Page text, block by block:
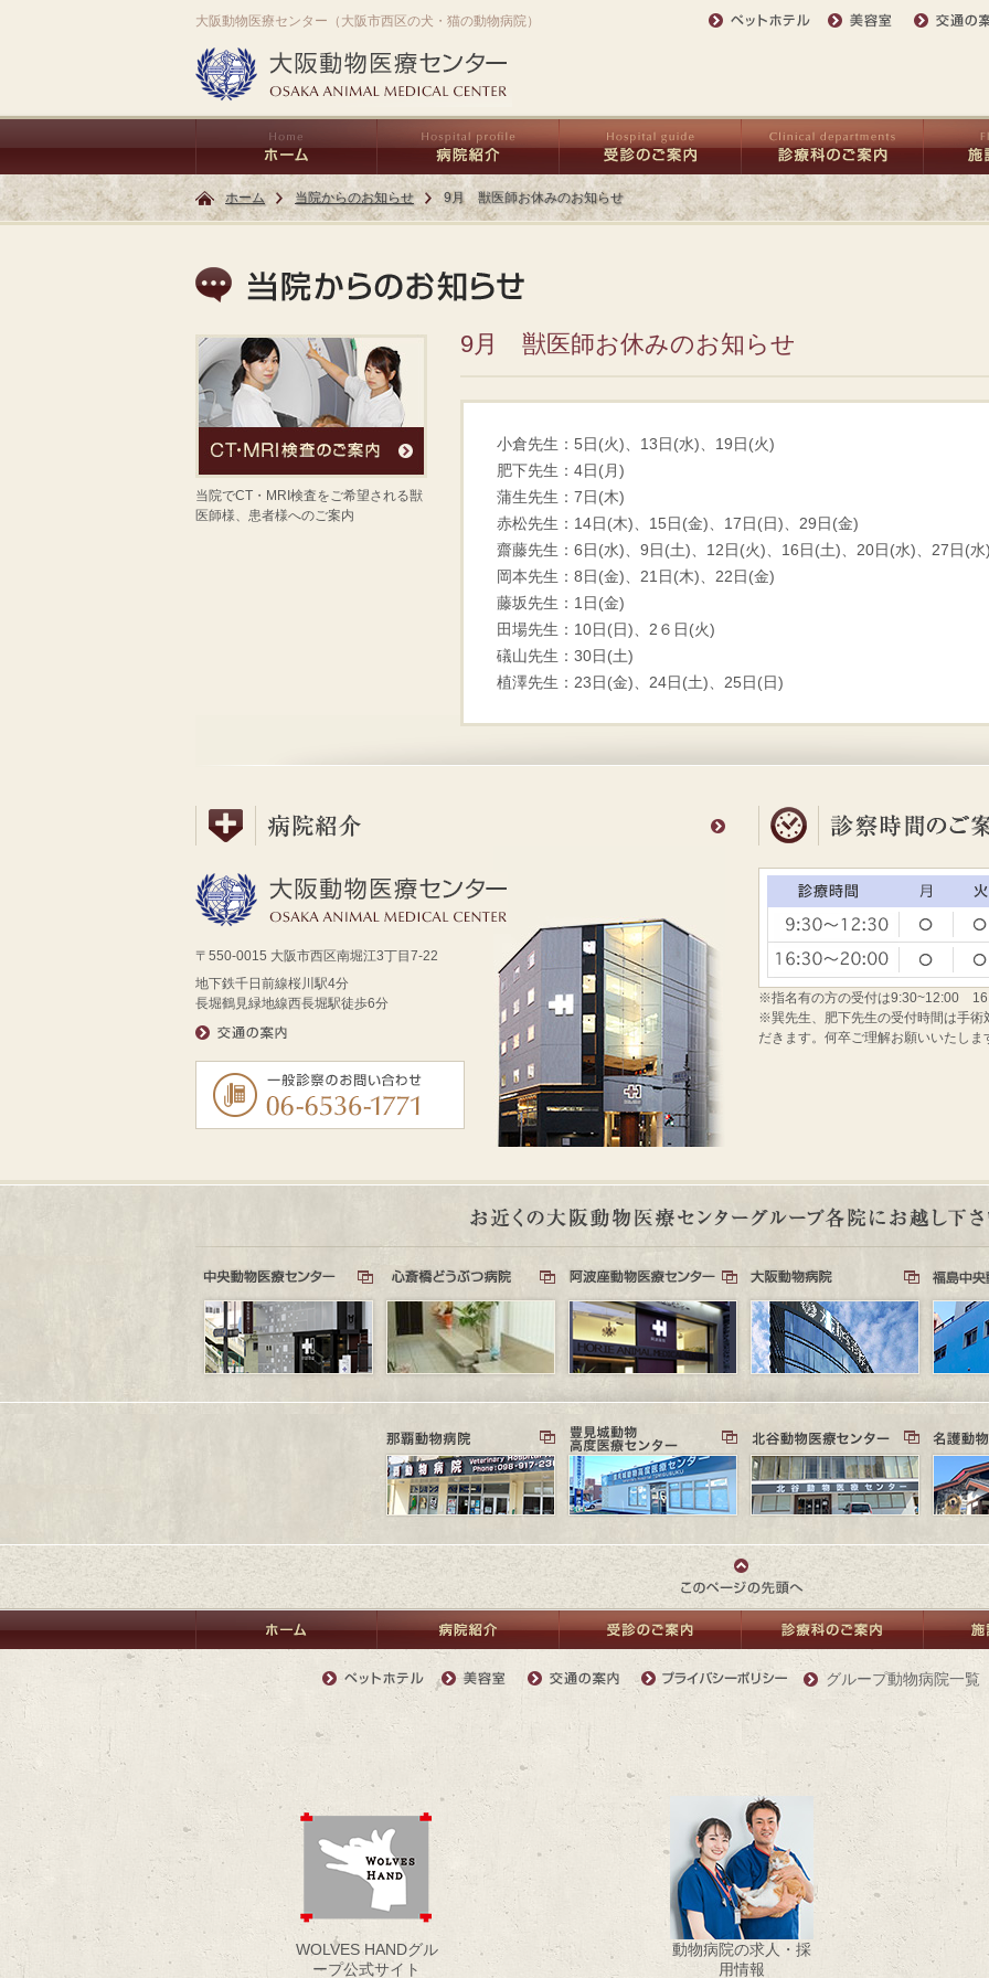
大阪動物医療センター（大阪市西区の犬・猫の動物病院）
ホーム 当院からのお知らせ 9月 獣医師お休みのお知らせ
9月 獣医師お休みのお知らせ
小倉先生：5日(火)、13日(水)、19日(火)
肥下先生：4日(月)
蒲生先生：7日(木)
赤松先生：14日(木)、15日(金)、17日(日)、29日(金)
齋藤先生：6日(水)、9日(土)、12日(火)、16日(土)、20日(水)、27日(水
岡本先生：8日(金)、21日(木)、22日(金)
藤坂先生：1日(金)
田場先生：10日(日)、2６日(火)
礒山先生：30日(土)
植澤先生：23日(金)、24日(土)、25日(日)
当院でCT・MRI検査をご希望される獣
医師様、患者様へのご案内
〒550-0015 大阪市西区南堀江3丁目7-22
地下鉄千日前線桜川駅4分
長堀鶴見緑地線西長堀駅徒歩6分
※指名有の方の受付は9:30~12:00
※巽先生、肥下先生の受付時間は手
だきます。何卒ご理解お願いいたしま
グループ動物病院一覧
WOLVES HANDグル
ープ公式サイト
動物病院の求人・採
用情報